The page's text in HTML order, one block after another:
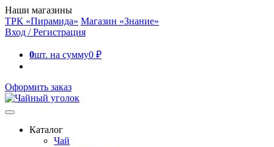
Наши магазины
ТРК «Пирамида» Магазин «Знание»
Вход / Регистрация
0шт. на сумму0 ₽
Оформить заказ
Каталог
Чай